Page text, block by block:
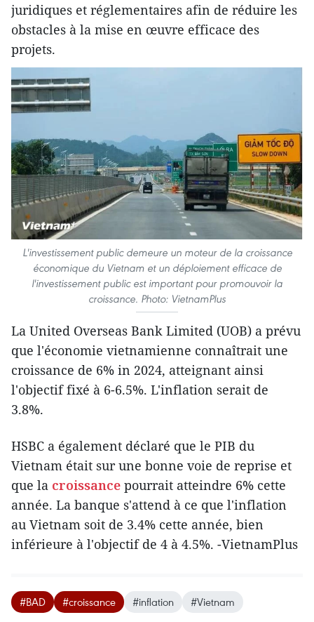
juridiques et réglementaires afin de réduire les
obstacles à la mise en œuvre efficace des
projets.
L'investissement public demeure un moteur de la croissance
économique du Vietnam et un déploiement efficace de
l'investissement public est important pour promouvoir la
croissance. Photo: VietnamPlus
La United Overseas Bank Limited (UOB) a prévu
que l'économie vietnamienne connaîtrait une
croissance de 6% in 2024, atteignant ainsi
l'objectif fixé à 6-6.5%. L'inflation serait de
3.8%.
HSBC a également déclaré que le PIB du
Vietnam était sur une bonne voie de reprise et
que la croissance pourrait atteindre 6% cette
année. La banque s'attend à ce que l'inflation
au Vietnam soit de 3.4% cette année, bien
inférieure à l'objectif de 4 à 4.5%. -VietnamPlus
#BAD #croissance #inflation #Vietnam